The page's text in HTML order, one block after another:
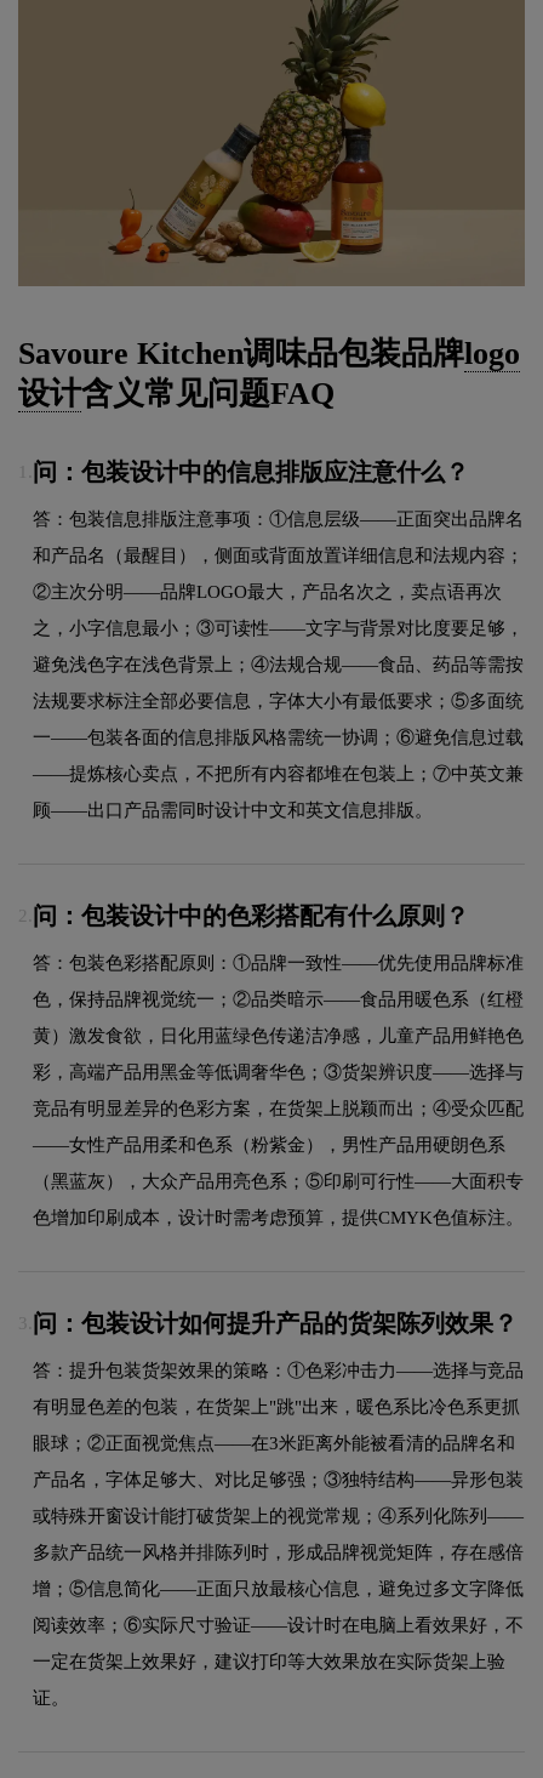
Savoure Kitchen调味品包装品牌logo
设计含义常见问题FAQ
问：包装设计中的信息排版应注意什么？
答：包装信息排版注意事项：①信息层级——正面突出品牌名
和产品名（最醒目），侧面或背面放置详细信息和法规内容；
②主次分明——品牌LOGO最大，产品名次之，卖点语再次
之，小字信息最小；③可读性——文字与背景对比度要足够，
避免浅色字在浅色背景上；④法规合规——食品、药品等需按
法规要求标注全部必要信息，字体大小有最低要求；⑤多面统
一——包装各面的信息排版风格需统一协调；⑥避免信息过载
——提炼核心卖点，不把所有内容都堆在包装上；⑦中英文兼
顾——出口产品需同时设计中文和英文信息排版。
2. 问：包装设计中的色彩搭配有什么原则？
答：包装色彩搭配原则：①品牌一致性——优先使用品牌标准
色，保持品牌视觉统一；②品类暗示——食品用暖色系（红橙
黄）激发食欲，日化用蓝绿色传递洁净感，儿童产品用鲜艳色
彩，高端产品用黑金等低调奢华色；③货架辨识度——选择与
竞品有明显差异的色彩方案，在货架上脱颖而出；④受众匹配
——女性产品用柔和色系（粉紫金），男性产品用硬朗色系
（黑蓝灰），大众产品用亮色系；⑤印刷可行性——大面积专
色增加印刷成本，设计时需考虑预算，提供CMYK色值标注。
3. 问：包装设计如何提升产品的货架陈列效果？
答：提升包装货架效果的策略：①色彩冲击力——选择与竞品
有明显色差的包装，在货架上"跳"出来，暖色系比冷色系更抓
眼球；②正面视觉焦点——在3米距离外能被看清的品牌名和
产品名，字体足够大、对比足够强；③独特结构——异形包装
或特殊开窗设计能打破货架上的视觉常规；④系列化陈列——
多款产品统一风格并排陈列时，形成品牌视觉矩阵，存在感倍
增；⑤信息简化——正面只放最核心信息，避免过多文字降低
阅读效率；⑥实际尺寸验证——设计时在电脑上看效果好，不
一定在货架上效果好，建议打印等大效果放在实际货架上验
证。